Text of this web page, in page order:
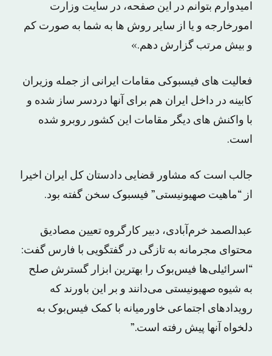
امیدوارم بتوانم در این صفحه، در سایت وزارت
امورخارجه و یا از سایر روش ها به شما به صورت کم
و بیش مرتب گزارش دهم.»
فعالیت های فیسبوکی مقامات ایرانی از جمله وزیران
کابینه در داخل ایران هم برای آنها دردسر ساز شده و
با واکنش های دیگر مقامات این کشور روبرو شده
است.
جالب است که مشاور قضایی دادستان کل ایران اخیرا
از “ماهیت صهیونیستی” فیسبوک سخن گفته بود.
عبدالصمد خرم‌آبادی، دبیر کارگروه تعیین مصادیق
محتوای مجرمانه به تازگی در گفتگویی با فارس گفت:
“اسرائیلی‌ها فیس‌بوک را بهترین ابزار گسترش صلح
به شیوه صهیونیستی می‌دانند و بر این باورند که
رویدادهای اجتماعی خاورمیانه با کمک فیس‌بوک به
دلخواه آنها پیش رفته است.”